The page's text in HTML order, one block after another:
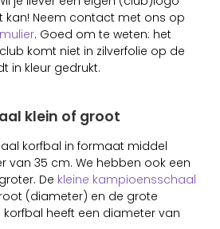
kan! Neem contact met ons op
. Goed om te weten: het
komt niet in zilverfolie op de
in kleur gedrukt.
klein of groot
korfbal in formaat middel
van 35 cm. We hebben ook een
De kleine kampioensschaal
(diameter) en de grote
heeft een diameter van